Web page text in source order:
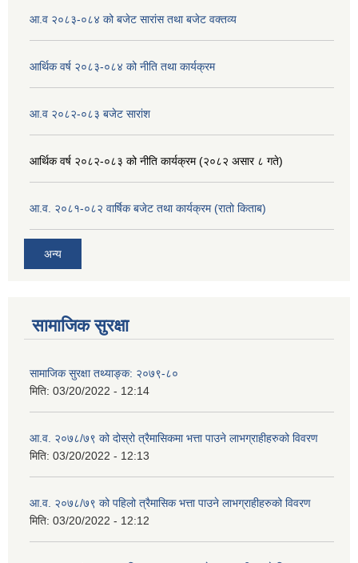
आ.व २०८३-०८४ को बजेट सारांस तथा बजेट वक्तव्य
आर्थिक वर्ष २०८३-०८४ को नीति तथा कार्यक्रम
आ.व २०८२-०८३ बजेट सारांश
आर्थिक वर्ष २०८२-०८३ को नीति कार्यक्रम (२०८२ असार ८ गते)
आ.व. २०८१-०८२ वार्षिक बजेट तथा कार्यक्रम (रातो किताब)
अन्य
सामाजिक सुरक्षा
सामाजिक सुरक्षा तथ्याङ्क: २०७९-८०
मिति: 03/20/2022 - 12:14
आ.व. २०७८/७९ को दोस्रो त्रैमासिकमा भत्ता पाउने लाभग्राहीहरुको विवरण
मिति: 03/20/2022 - 12:13
आ.व. २०७८/७९ को पहिलो त्रैमासिक भत्ता पाउने लाभग्राहीहरुको विवरण
मिति: 03/20/2022 - 12:12